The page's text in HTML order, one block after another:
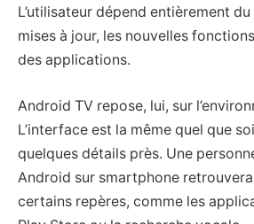
L’utilisateur dépend entièrement
mises à jour, les nouvelles
des applications.
Android TV repose, lui, sur
L’interface est la même quel que
quelques détails près. Une
Android sur smartphone
certains repères, comme les